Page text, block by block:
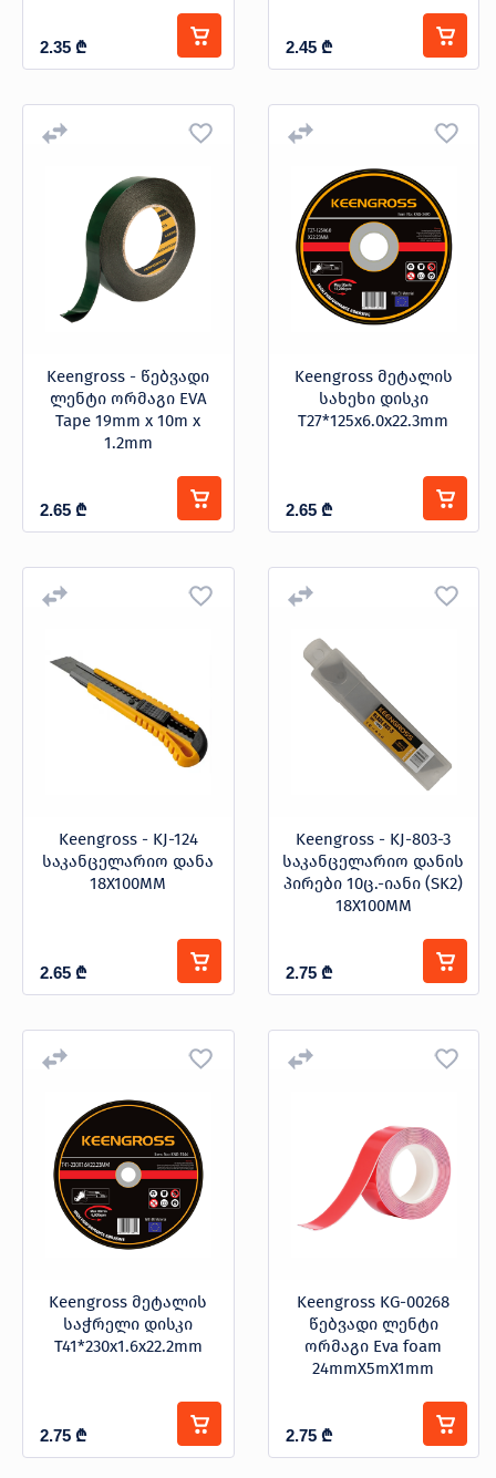
2.35 ₾ 2.45 ₾
Keengross - წებვადი
ლენტი ორმაგი EVA
Tape 19mm x 10m x
1.2mm
2.65 ₾
Keengross მეტალის
სახეხი დისკი
T27*125x6.0x22.3mm
2.65 ₾
Keengross - KJ-124
საკანცელარიო დანა
18X100MM
2.65 ₾
Keengross - KJ-803-3
საკანცელარიო დანის
პირები 10ც.-იანი (SK2)
18X100MM
2.75 ₾
Keengross მეტალის
საჭრელი დისკი
T41*230x1.6x22.2mm
2.75 ₾
Keengross KG-00268
წებვადი ლენტი
ორმაგი Eva foam
24mmX5mX1mm
2.75 ₾